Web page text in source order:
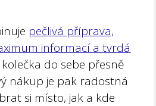
pečlivá příprava,
informací a tvrdá
do sebe přesně
nákup je pak radostná
si místo, jak a kde